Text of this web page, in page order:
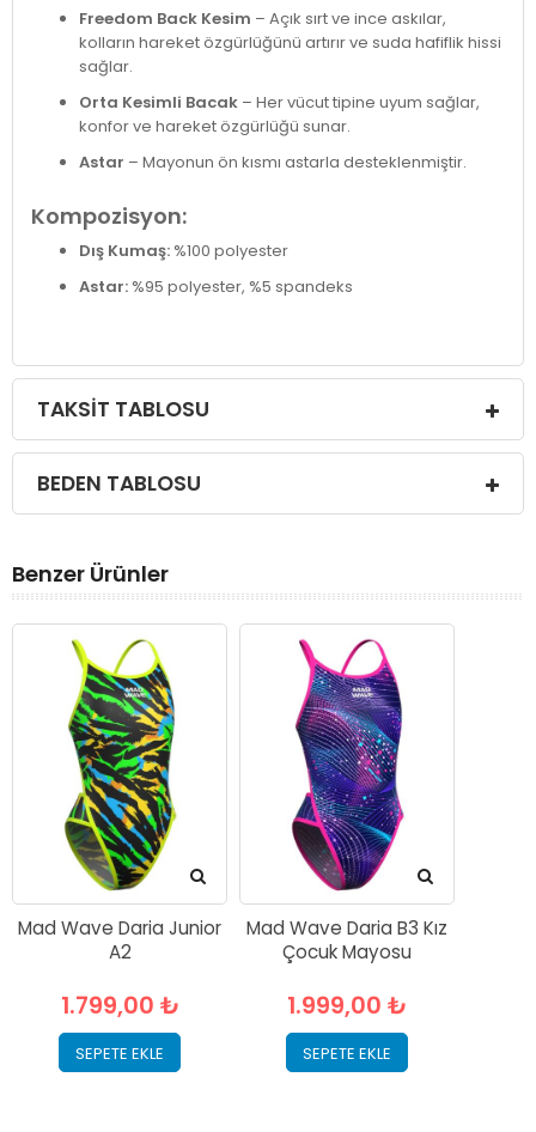
Freedom Back Kesim – Açık sırt ve ince askılar,
kolların hareket özgürlüğünü artırır ve suda hafiflik hissi
sağlar.
Orta Kesimli Bacak – Her vücut tipine uyum sağlar,
konfor ve hareket özgürlüğü sunar.
Astar – Mayonun ön kısmı astarla desteklenmiştir.
Kompozisyon:
Dış Kumaş: %100 polyester
Astar: %95 polyester, %5 spandeks
TAKSIT TABLOSU
BEDEN TABLOSU
Benzer Ürünler
Mad Wave Daria Junior
A2
1.799,00 ₺
SEPETE EKLE
Mad Wave Daria B3 Kız
Çocuk Mayosu
1.999,00 ₺
SEPETE EKLE